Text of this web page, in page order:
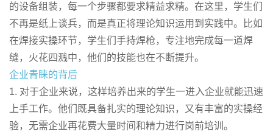
的设备组装，每一个步骤都要求精益求精。在这里，学生们
不再是纸上谈兵，而是真正将理论知识运用到实践中。比如
在焊接实操环节，学生们手持焊枪，专注地完成每一道焊
缝，火花四溅中，他们的技能也在不断提升。
企业青睐的背后
1. 对于企业来说，这样培养出来的学生一进入企业就能迅速
上手工作。他们既具备扎实的理论知识，又有丰富的实操经
验，无需企业再花费大量时间和精力进行岗前培训。